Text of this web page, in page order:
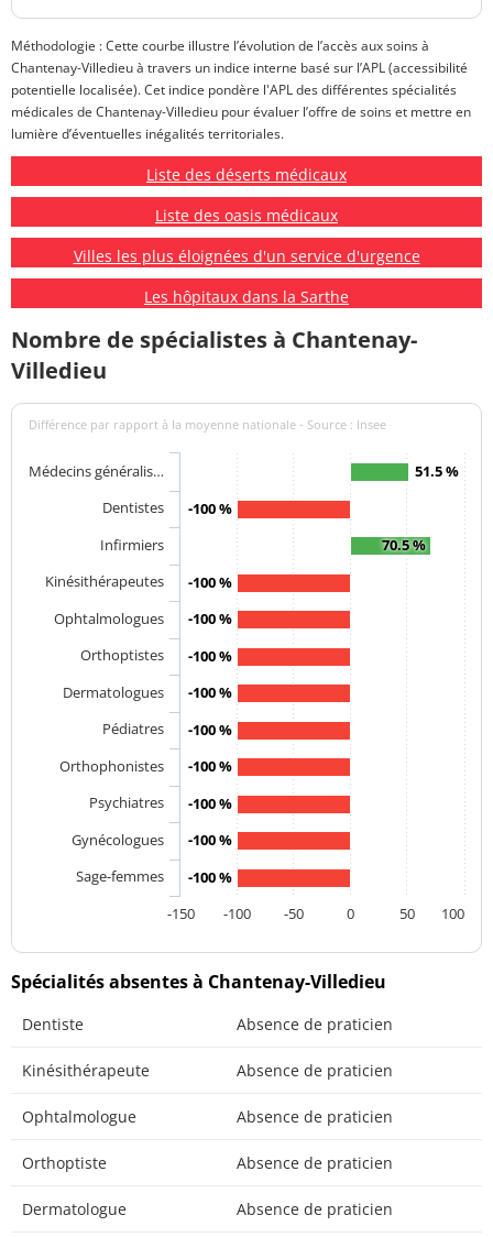
Méthodologie : Cette courbe illustre l’évolution de l’accès aux soins à
Chantenay-Villedieu à travers un indice interne basé sur l’APL (accessibilité
potentielle localisée). Cet indice pondère l'APL des différentes spécialités
médicales de Chantenay-Villedieu pour évaluer l’offre de soins et mettre en
lumière d’éventuelles inégalités territoriales.
Liste des déserts médicaux
Liste des oasis médicaux
Villes les plus éloignées d'un service d'urgence
Les hôpitaux dans la Sarthe
Nombre de spécialistes à Chantenay-
Villedieu
Différence par rapport à la moyenne nationale - Source : Insee
51.5 %
-100 %
70.5 %
-100 %
-100 %
-100 %
-100 %
-100 %
-100 %
-100 %
-100 %
-100 %
Médecins généralis…
Dentistes
Infirmiers
Kinésithérapeutes
Ophtalmologues
Orthoptistes
Dermatologues
Pédiatres
Orthophonistes
Psychiatres
Gynécologues
Sage-femmes
-100
-50 0 50 100
-150
Spécialités absentes à Chantenay-Villedieu
Dentiste Absence de praticien
Kinésithérapeute Absence de praticien
Ophtalmologue Absence de praticien
Orthoptiste Absence de praticien
Dermatologue Absence de praticien